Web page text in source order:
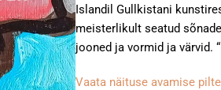
Islandil Gullkistani
meisterlikult seatud
jooned ja vormid ja värvid. “
Vaata näituse avamise